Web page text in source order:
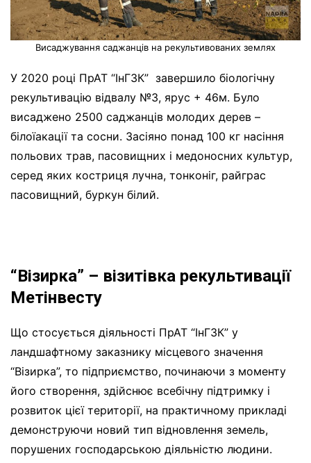
Висаджування саджанців на рекультивованих землях
У 2020 році ПрАТ “ІнГЗК” завершило біологічну
рекультивацію відвалу №3, ярус + 46м. Було
висаджено 2500 саджанців молодих дерев –
білоїакації та сосни. Засіяно понад 100 кг насіння
польових трав, пасовищних і медоносних культур,
серед яких костриця лучна, тонконіг, райграс
пасовищний, буркун білий.
“Візирка” – візитівка рекультивації
Метінвесту
Що стосується діяльності ПрАТ “ІнГЗК” у
ландшафтному заказнику місцевого значення
“Візирка”, то підприємство, починаючи з моменту
його створення, здійснює всебічну підтримку і
розвиток цієї території, на практичному прикладі
демонструючи новий тип відновлення земель,
порушених господарською діяльністю людини.